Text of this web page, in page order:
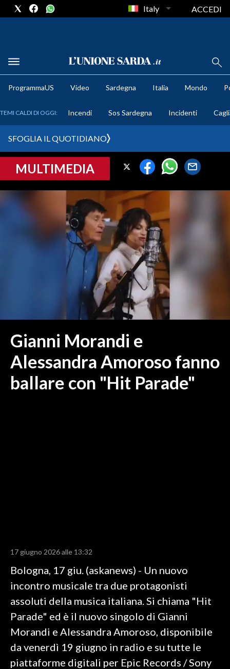
METEO
CRONACA SARDEGNA
PROVINCIA DI CAGLIARI
SULCIS IGLESIENTE
MEDIO CAMPIDANO
ORISTANO E PROVINCIA
SASSARI E PROVINCIA
ITALIA
MONDO
RISULTATI E CLASSIFICHE
CALCIO
CALCIO REGIONALE
BASKET
VOLLEY
MOTORI
TENNIS
ALTRI SPORT
Italy ACCEDI
ProgrammaUS Video Sardegna Italia Mondo
TEMI CALDI DI OGGI: Incendi Sos Sardegna Incidenti
SFOGLIA IL QUOTIDIANO
MULTIMEDIA
Gianni Morandi e
Alessandra Amoroso fanno
ballare con "Hit Parade"
17 giugno 2026 alle 13:32
Bologna, 17 giu. (askanews) - Un nuovo
incontro musicale tra due protagonisti
assoluti della musica italiana. Si chiama "Hit
Parade" ed è il nuovo singolo di Gianni
Morandi e Alessandra Amoroso, disponibile
da venerdì 19 giugno in radio e su tutte le
piattaforme digitali per Epic Records / Sony